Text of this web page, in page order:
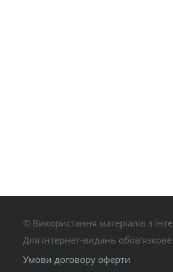
© Використання матеріалів з
Для інтернет-видань
Умови договору оферти